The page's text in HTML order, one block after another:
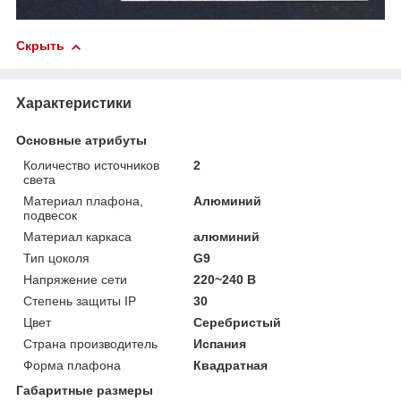
Скрыть
Характеристики
Основные атрибуты
Количество источников
света
2
Материал плафона,
подвесок
Алюминий
Материал каркаса
алюминий
Тип цоколя
G9
Напряжение сети
220~240 В
Степень защиты IP
30
Цвет
Серебристый
Страна производитель
Испания
Форма плафона
Квадратная
Габаритные размеры